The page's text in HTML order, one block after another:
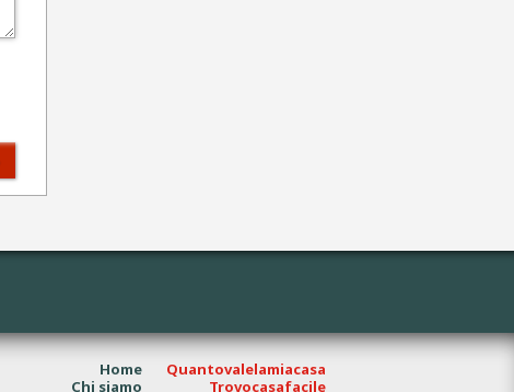
Home
Chi siamo
Quantovalelamiacasa
Trovocasafacile